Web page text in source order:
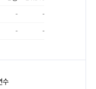
-
-
- -
수